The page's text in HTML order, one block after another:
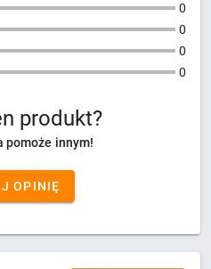
0
0
0
0
produkt?
pomoże innym!
OPINIĘ